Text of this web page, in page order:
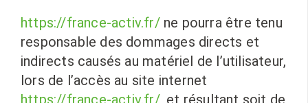
https://france-activ.fr/ne pourra être tenu
responsable des dommages directs et
indirects causés au matériel de l’utilisateur,
lors de l’accès au site internet
https://france-activ.fr/, et résultant soit de